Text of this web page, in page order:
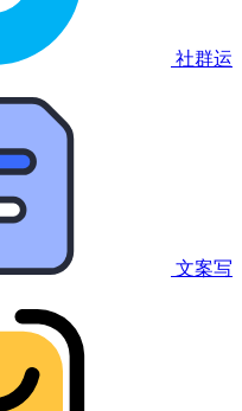
社群运
文案写